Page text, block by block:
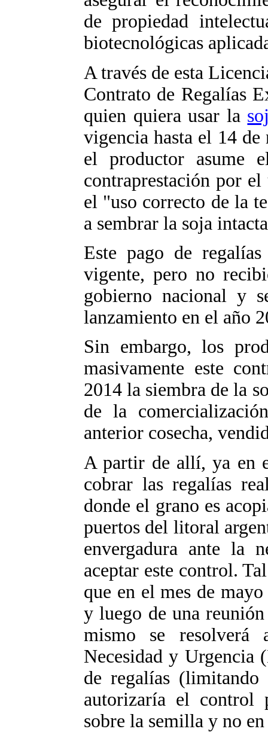
de propiedad
biotecnológicas
A través de esta
Contrato de Regalías
quien quiera usar la
vigencia hasta el 14
el productor asume
contraprestación por
el "uso correcto de la
a sembrar la soja
Este pago de
vigente, pero no
gobierno nacional y
lanzamiento en el año
Sin embargo, los
masivamente este
2014 la siembra de la
de la
anterior cosecha,
A partir de allí, ya en
cobrar las regalías
donde el grano es
puertos del litoral
envergadura ante la
aceptar este control.
que en el mes de
y luego de una
mismo se
Necesidad y Urgencia
de regalías
autorizaría el control
sobre la semilla y no